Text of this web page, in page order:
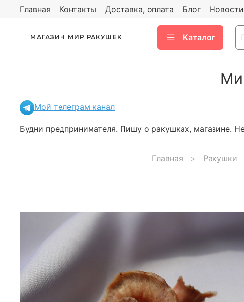
Главная Контакты Доставка, оплата Блог
МАГАЗИН МИР РАКУШЕК Каталог
Мой телеграм канал
Будни предпринимателя. Пишу о ракушках, магазине.
Главная Ракушки